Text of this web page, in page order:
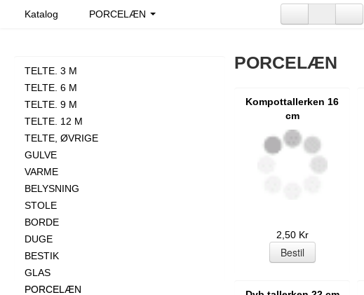
Katalog PORCELÆN
TELTE. 3 M
TELTE. 6 M
TELTE. 9 M
TELTE. 12 M
TELTE, ØVRIGE
GULVE
VARME
BELYSNING
STOLE
BORDE
DUGE
BESTIK
GLAS
PORCELÆN
PORCELÆN
Kompottallerken 16
cm
2,50 Kr